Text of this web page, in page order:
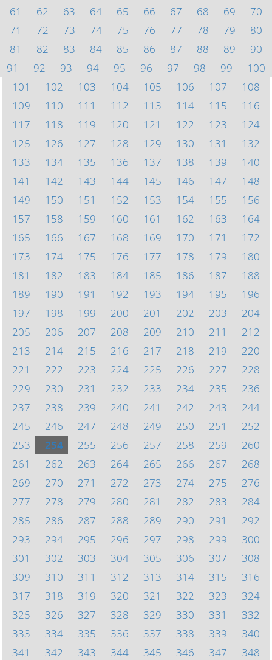
61
62 63 64 65 66 67 68 69
70
71
72 73 74 75 76 77 78 79
80
81
82 83 84 85 86 87 88 89
90
91
92 93 94 95 96 97 98 99
100
101
102 103 104 105 106 107
108
109
110 111 112 113 114 115
116
117
118 119 120 121 122 123
124
125
126 127 128 129 130 131
132
133
134 135 136 137 138 139
140
141
142 143 144 145 146 147
148
149
150 151 152 153 154 155
156
157
158 159 160 161 162 163
164
165
166 167 168 169 170 171
172
173
174 175 176 177 178 179
180
181
182 183 184 185 186 187
188
189
190 191 192 193 194 195
196
197
198 199 200 201 202 203
204
205
206 207 208 209 210 211
212
213
214 215 216 217 218 219
220
221
222 223 224 225 226 227
228
229
230 231 232 233 234 235
236
237
238 239 240 241 242 243
244
245
246 247 248 249 250 251
252
253
254 255 256 257 258 259
260
261
262 263 264 265 266 267
268
269
270 271 272 273 274 275
276
277
278 279 280 281 282 283
284
285
286 287 288 289 290 291
292
293
294 295 296 297 298 299
300
301
302 303 304 305 306 307
308
309
310 311 312 313 314 315
316
317
318 319 320 321 322 323
324
325
326 327 328 329 330 331
332
333
334 335 336 337 338 339
340
341
342 343 344 345 346 347 348